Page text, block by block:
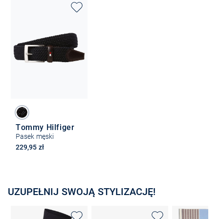
Tommy Hilfiger
Pasek męski
229,95 zł
UZUPEŁNIJ SWOJĄ STYLIZACJĘ!